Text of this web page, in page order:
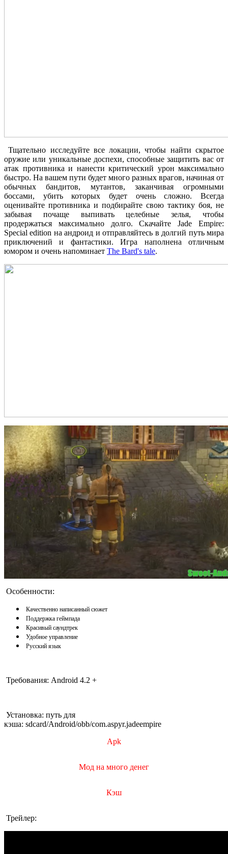
Тщательно исследуйте все локации, чтобы найти скрытое
оружие или уникальные доспехи, способные защитить вас от
атак противника и нанести критический урон максимально
быстро. На вашем пути будет много разных врагов, начиная от
обычных бандитов, мутантов, заканчивая огромными
боссами, убить которых будет очень сложно. Всегда
оценивайте противника и подбирайте свою тактику боя, не
забывая почаще выпивать целебные зелья, чтобы
продержаться максимально долго. Скачайте Jade Empire:
Special edition на андроид и отправляйтесь в долгий путь мира
приключений и фантастики. Игра наполнена отличным
юмором и очень напоминает The Bard's tale.
Особенности:
Качественно написанный сюжет
Поддержка геймпада
Красивый саундтрек
Удобное управление
Русский язык
Требования: Android 4.2 +
Установка: путь для
кэша: sdcard/Android/obb/com.aspyr.jadeempire
Apk
Мод на много денег
Кэш
Трейлер: